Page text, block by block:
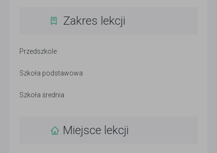
Zakres lekcji
Przedszkole
Szkoła podstawowa
Szkoła średnia
Miejsce lekcji